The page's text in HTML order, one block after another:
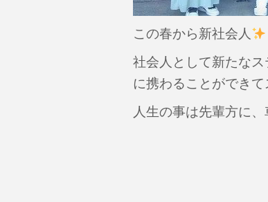
この春から新社会人
社会人として新たな
に携わることができ
人生の事は先輩方に